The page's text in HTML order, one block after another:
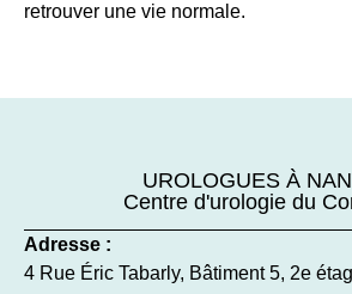
retrouver une vie normale.
UROLOGUES À
Centre d'urologie du
Adresse :
4 Rue Éric Tabarly, Bâtiment 5, 2e